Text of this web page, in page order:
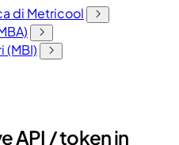
di Metricool
(MBI)
API / token in